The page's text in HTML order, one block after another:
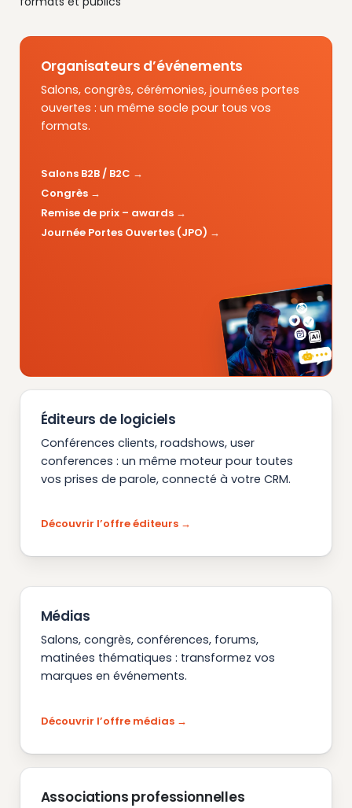
Organisateurs d’événements
Salons, congrès, cérémonies, journées portes
ouvertes : un même socle pour tous vos
formats.
Salons B2B / B2C
Congrès
Remise de prix – awards
Journée Portes Ouvertes (JPO)
Éditeurs de logiciels
Conférences clients, roadshows, user
conferences : un même moteur pour toutes
vos prises de parole, connecté à votre CRM.
Découvrir l’offre éditeurs
Médias
Salons, congrès, conférences, forums,
matinées thématiques : transformez vos
marques en événements.
Découvrir l’offre médias
Associations professionnelles